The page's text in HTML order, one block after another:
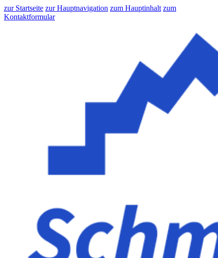
zur Startseite zur Hauptnavigation zum Hauptinhalt zum
Kontaktformular